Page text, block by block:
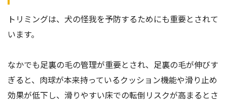
トリミングは、犬の怪我を予防するためにも重要とされて
います。
なかでも足裏の毛の管理が重要とされ、足裏の毛が伸びす
ぎると、肉球が本来持っているクッション機能や滑り止め
効果が低下し、滑りやすい床での転倒リスクが高まるとさ